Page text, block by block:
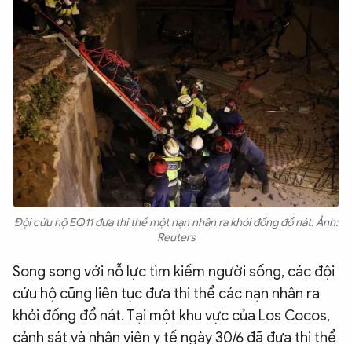
Đội cứu hộ EQ11 đưa thi thể một nạn nhân ra khỏi đống đổ nát. Ảnh:
Reuters
Song song với nỗ lực tìm kiếm người sống, các đội
cứu hộ cũng liên tục đưa thi thể các nạn nhân ra
khỏi đống đổ nát. Tại một khu vực của Los Cocos,
cảnh sát và nhân viên y tế ngày 30/6 đã đưa thi thể